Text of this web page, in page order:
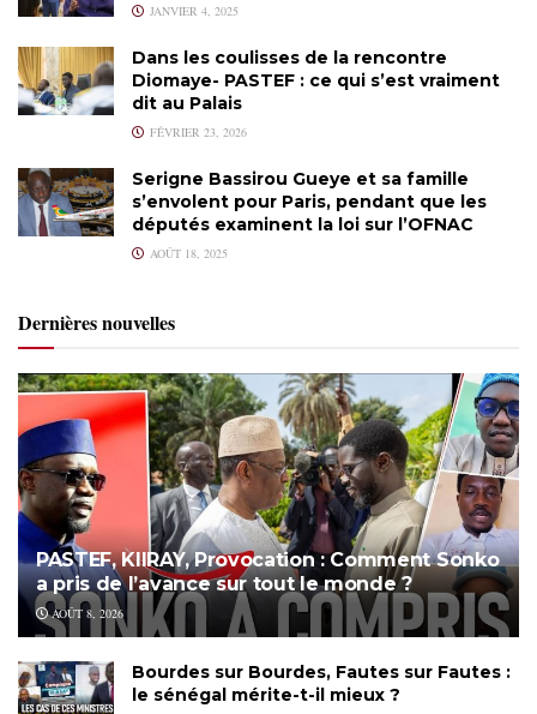
JANVIER 4, 2025
Dans les coulisses de la rencontre
Diomaye- PASTEF : ce qui s’est vraiment
dit au Palais
FÉVRIER 23, 2026
Serigne Bassirou Gueye et sa famille
s’envolent pour Paris, pendant que les
députés examinent la loi sur l’OFNAC
AOÛT 18, 2025
Dernières nouvelles
PASTEF, KIIRAY, Provocation : Comment Sonko
a pris de l’avance sur tout le monde ?
AOÛT 8, 2026
Bourdes sur Bourdes, Fautes sur Fautes :
le sénégal mérite-t-il mieux ?